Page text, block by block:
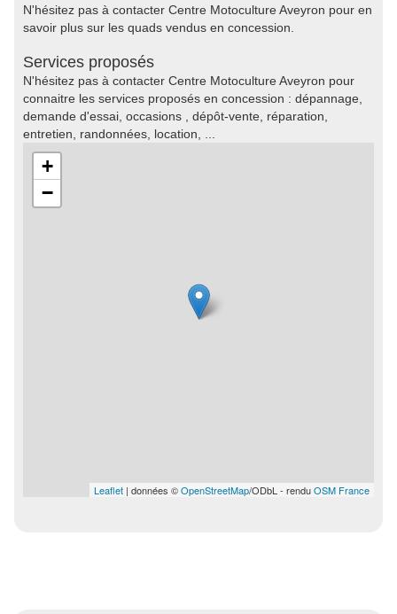
N'hésitez pas à contacter Centre Motoculture Aveyron pour en
savoir plus sur les quads vendus en concession.
Services proposés
N'hésitez pas à contacter Centre Motoculture Aveyron pour
connaitre les services proposés en concession : dépannage,
demande d'essai, occasions , dépôt-vente, réparation,
entretien, randonnées, location, ...
+
−
Leaflet | données ©OpenStreetMap/ODbL - renduOSM France